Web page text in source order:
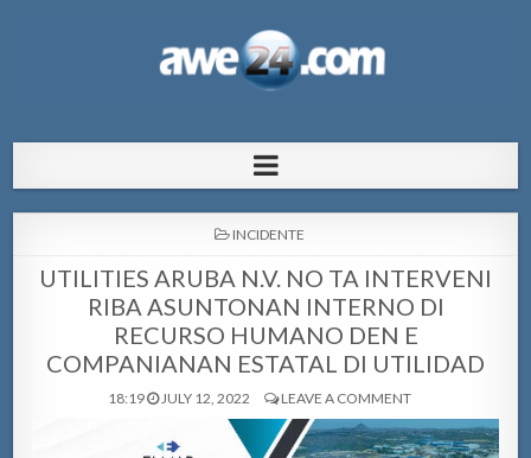
pa Aruba
POSTED
INCIDENTE
UTILITIES ARUBA N.V. NO TA INTERVENI
RIBA ASUNTONAN INTERNO DI
RECURSO HUMANO DEN E
COMPANIANAN ESTATAL DI UTILIDAD
18:19 JULY 12, 2022 LEAVE A COMMENT